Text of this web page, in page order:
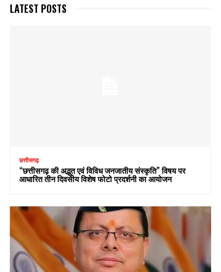
LATEST POSTS
छत्तीसगढ़
“छत्तीसगढ़ की अद्भुत एवं विविध जनजातीय संस्कृति” विषय पर
आधारित तीन दिवसीय विशेष फोटो प्रदर्शनी का आयोजन